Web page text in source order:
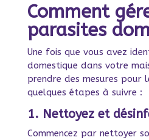
Comment
parasites
Une fois que vous avez
domestique dans votre
prendre des mesures pour
quelques étapes à suivre :
1. Nettoyez et
Commencez par nettoyer